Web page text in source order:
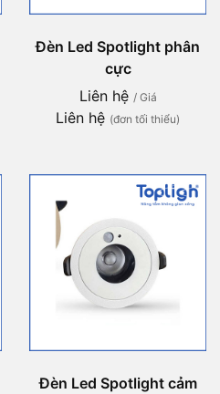
Đèn Led Spotlight phân
cực
Liên hệ / Giá
Liên hệ (đơn tối thiểu)
Đèn Led Spotlight cảm